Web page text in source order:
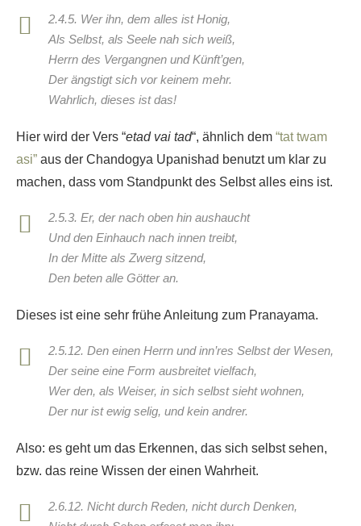
2.4.5. Wer ihn, dem alles ist Honig,
Als Selbst, als Seele nah sich weiß,
Herrn des Vergangnen und Künft’gen,
Der ängstigt sich vor keinem mehr.
Wahrlich, dieses ist das!
Hier wird der Vers “etadvai tad“, ähnlich dem “tat twam
asi” aus der Chandogya Upanishad benutzt um klar zu
machen, dass vom Standpunkt des Selbst alles eins ist.
2.5.3. Er, der nach oben hin aushaucht
Und den Einhauch nach innen treibt,
In der Mitte als Zwerg sitzend,
Den beten alle Götter an.
Dieses ist eine sehr frühe Anleitung zum Pranayama.
2.5.12. Den einen Herrn und inn’res Selbst der Wesen,
Der seine eine Form ausbreitet vielfach,
Wer den, als Weiser, in sich selbst sieht wohnen,
Der nur ist ewig selig, und kein andrer.
Also: es geht um das Erkennen, das sich selbst sehen,
bzw. das reine Wissen der einen Wahrheit.
2.6.12. Nicht durch Reden, nicht durch Denken,